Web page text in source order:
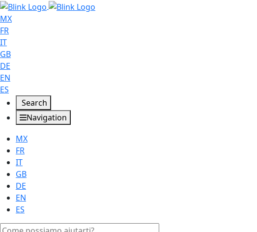
MX
FR
IT
GB
DE
EN
ES
Search
Navigation
MX
FR
IT
GB
DE
EN
ES